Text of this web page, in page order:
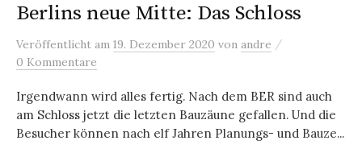
Berlins neue Mitte: Das Schloss
Veröffentlicht am 19. Dezember 2020 von andre /
0 Kommentare
Irgendwann wird alles fertig. Nach dem BER sind auch
am Schloss jetzt die letzten Bauzäune gefallen. Und die
Besucher können nach elf Jahren Planungs- und Bauze...